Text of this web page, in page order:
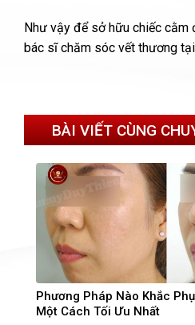
Như vậy để sở hữu chiếc cằm
bác sĩ chăm sóc vết thương
BÀI VIẾT CÙNG
Phương Pháp Nào Khắc
Một Cách Tối Ưu Nhất